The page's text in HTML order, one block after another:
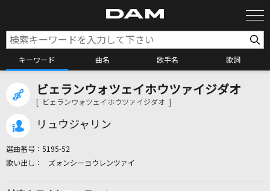
キーワード 曲名 歌手名 歌詞
カラオケ検索
ビェランウォツェイホウツァイジダオ
[ ビェランウォツェイホウツァイジダオ ]
リュウジャリン
選曲番号： 5195-52
ズォンシーヨウレンツァイ